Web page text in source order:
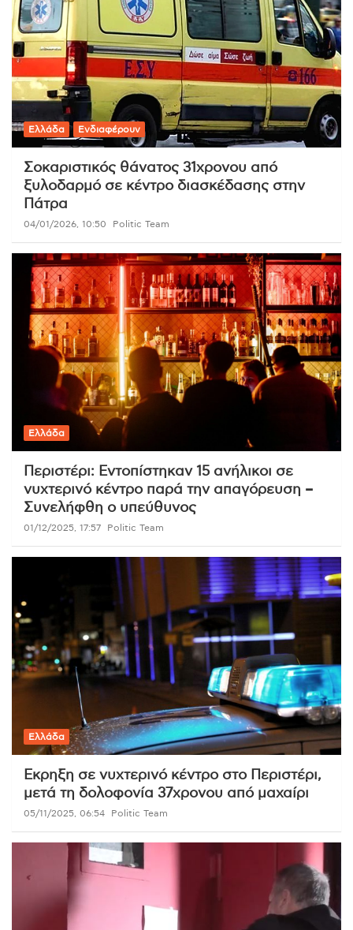
Ελλάδα Ενδιαφέρουν
Σοκαριστικός θάνατος 31χρονου από
ξυλοδαρμό σε κέντρο διασκέδασης στην
Πάτρα
04/01/2026, 10:50 Politic Team
Ελλάδα
Περιστέρι: Εντοπίστηκαν 15 ανήλικοι σε
νυχτερινό κέντρο παρά την απαγόρευση –
Συνελήφθη ο υπεύθυνος
01/12/2025, 17:57 Politic Team
Ελλάδα
Εκρηξη σε νυχτερινό κέντρο στο Περιστέρι,
μετά τη δολοφονία 37χρονου από μαχαίρι
05/11/2025, 06:54 Politic Team